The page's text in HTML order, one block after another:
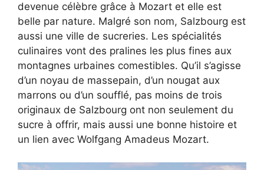
devenue célèbre grâce à Mozart et elle est
belle par nature. Malgré son nom, Salzbourg est
aussi une ville de sucreries. Les spécialités
culinaires vont des pralines les plus fines aux
montagnes urbaines comestibles. Qu’il s’agisse
d’un noyau de massepain, d’un nougat aux
marrons ou d’un soufflé, pas moins de trois
originaux de Salzbourg ont non seulement du
sucre à offrir, mais aussi une bonne histoire et
un lien avec Wolfgang Amadeus Mozart.